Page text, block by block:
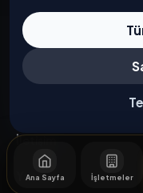
Ana Sayfa İşletmeler
Haberler
İşletme Başvurusu
Kurumsal
İletişim
Yasal